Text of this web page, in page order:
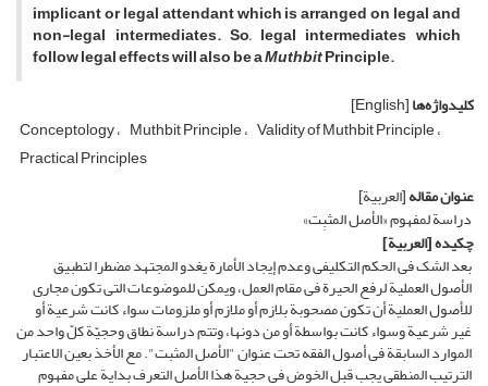
implicant or legal attendant which is arranged on legal and
non-legal intermediates. So, legal intermediates which
follow legal effects will also be aMuthbitPrinciple.
کلیدواژه‌ها[English]
Conceptology Muthbit Principle Validity of Muthbit Principle
Practical Principles
عنوان مقاله[العربیة]
دراسة لمفهوم «الأصل المثبِت»
چکیده[العربیة]
بعد الشک فی الحکم التکلیفی وعدم إیجاد الأمارة یغدو المجتهد مضطرا لتطبیق
الأصول العملیة لرفع الحیرة فی مقام العمل، ویمکن للموضوعات التی تکون مجاری
للأصول العملیة أن تکون مصحوبة بلازم أو ملازم أو ملزومات سواء کانت شرعیة أو
غیر شرعیة وسواء کانت بواسطة أو من دونها، وتتم دراسة نطاق وحجیّة کلّ واحد من
الموارد السابقة فی أصول الفقه تحت عنوان "الأصل المثبت". مع الأخذ بعین الاعتبار
الترتیب المنطقی یجب قبل الخوض فی حجیة هذا الأصل التعرف بدایة على مفهوم